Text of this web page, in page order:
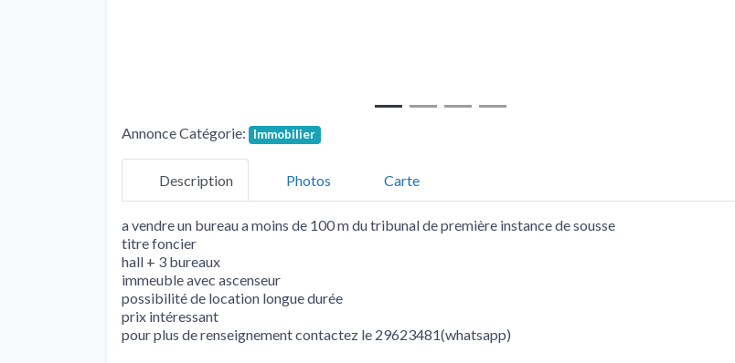
Annonce Catégorie: Immobilier
Description Photos Carte
a vendre un bureau a moins de 100 m du tribunal de première instance de sousse
titre foncier
hall + 3 bureaux
immeuble avec ascenseur
possibilité de location longue durée
prix intéressant
pour plus de renseignement contactez le 29623481(whatsapp)